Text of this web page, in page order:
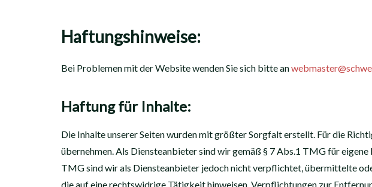
Haftungshinweise:
Bei Problemen mit der Website wenden Sie sich bitte an
Haftung für Inhalte:
Die Inhalte unserer Seiten wurden mit größter Sorgfalt erstellt. Für die
übernehmen. Als Diensteanbieter sind wir gemäß § 7 Abs.1 TMG für
TMG sind wir als Diensteanbieter jedoch nicht verpflichtet, übermittelte
die auf eine rechtswidrige Tätigkeit hinweisen. Verpflichtungen zur